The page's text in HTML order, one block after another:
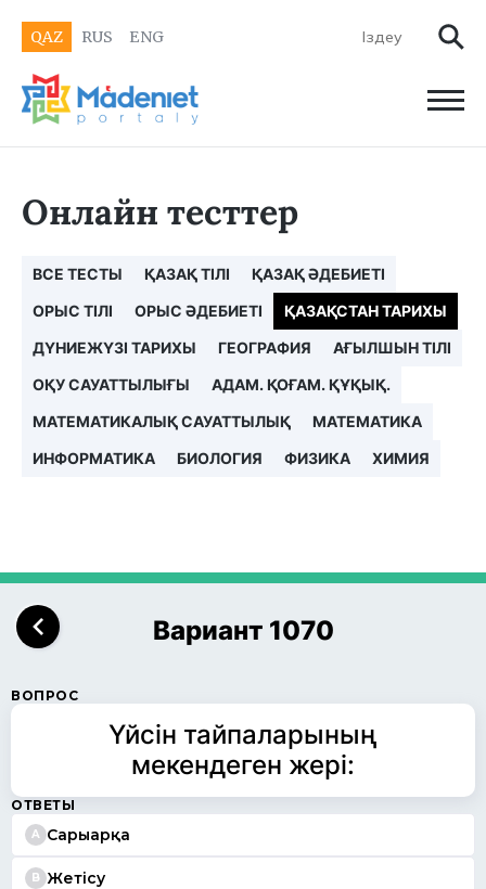
QAZ RUS ENG
Онлайн тесттер
ВСЕ ТЕСТЫ ҚАЗАҚ ТІЛІ
ҚАЗАҚ ӘДЕБИЕТІ
ОРЫС ТІЛІ
ОРЫС ӘДЕБИЕТІ
ҚАЗАҚСТАН ТАРИХЫ
ДҮНИЕЖҮЗІ ТАРИХЫ
ГЕОГРАФИЯ
АҒЫЛШЫН ТІЛІ
ОҚУ САУАТТЫЛЫҒЫ
АДАМ. ҚОҒАМ. ҚҰҚЫҚ.
МАТЕМАТИКАЛЫҚ САУАТТЫЛЫҚ
МАТЕМАТИКА
ИНФОРМАТИКА
БИОЛОГИЯ ФИЗИКА ХИМИЯ
Вариант 1070
ВОПРОС
Үйсін тайпаларының
мекендеген жері:
ОТВЕТЫ
A Сарыарқа
B Жетісу